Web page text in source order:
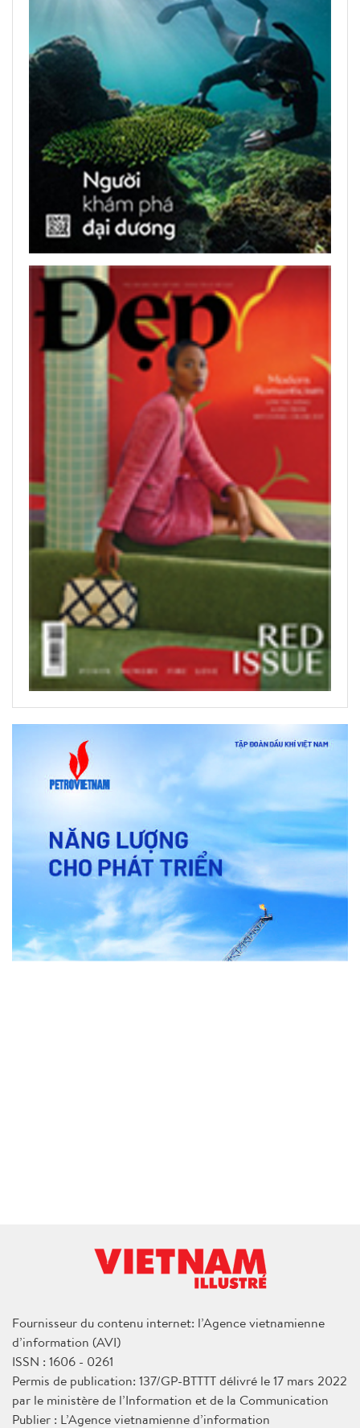
Fournisseur du contenu internet: l’Agence vietnamienne
d’information (AVI)
ISSN : 1606 - 0261
Permis de publication: 137/GP-BTTTT délivré le 17 mars 2022
par le ministère de l’Information et de la Communication
Publier : L’Agence vietnamienne d’information